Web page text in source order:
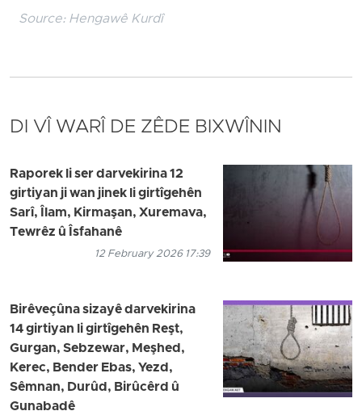
Source: Hengawê Kurdî
DI VÎ WARÎ DE ZÊDE BIXWÎNIN
Raporek li ser darvekirina 12
girtiyan ji wan jinek li girtîgehên
Sarî, Îlam, Kirmaşan, Xuremava,
Tewrêz û Îsfahanê
12 February 2026 17:39
Birêveçûna sizayê darvekirina
14 girtiyan li girtîgehên Reşt,
Gurgan, Sebzewar, Meşhed,
Kerec, Bender Ebas, Yezd,
Sêmnan, Durûd, Birûcêrd û
Gunabadê